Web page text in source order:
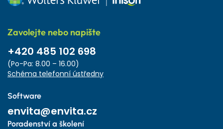
Zavolejte nebo napište
+420 485 102 698
(Po-Pa: 8.00 – 16.00)
Schéma telefonní ústředny
Software
envita@envita.cz
Poradenství a školení